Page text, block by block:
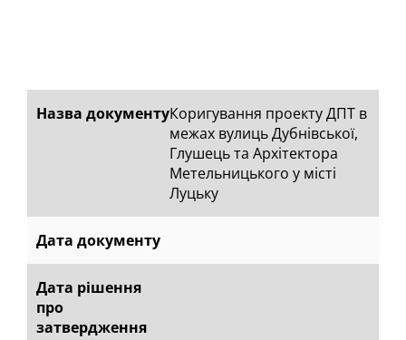
Назва документуКоригування проекту ДПТ в
межах вулиць Дубнівської,
Глушець та Архітектора
Метельницького у місті
Луцьку
Дата документу
Дата рішення
про
затвердження